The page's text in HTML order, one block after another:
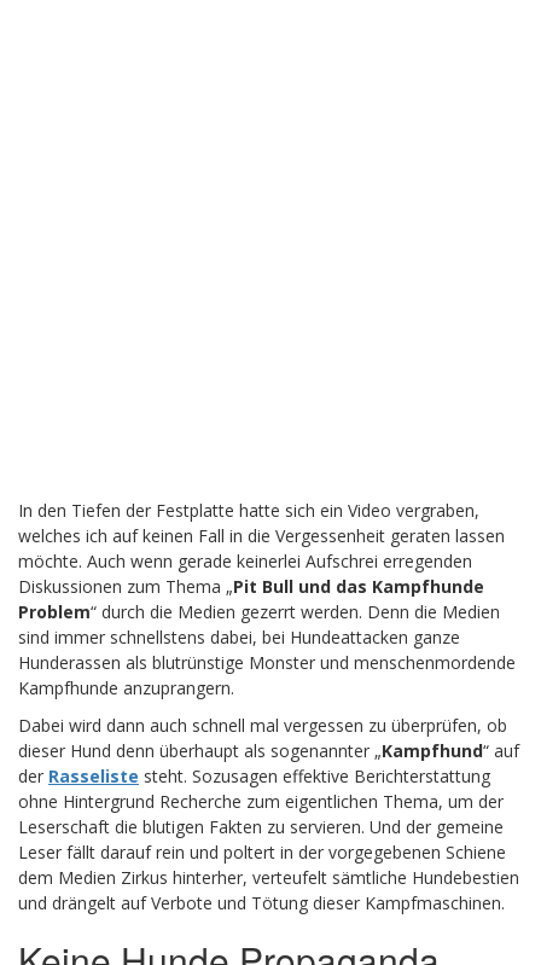
In den Tiefen der Festplatte hatte sich ein Video vergraben,
welches ich auf keinen Fall in die Vergessenheit geraten lassen
möchte. Auch wenn gerade keinerlei Aufschrei erregenden
Diskussionen zum Thema „Pit Bull und das Kampfhunde
Problem“ durch die Medien gezerrt werden. Denn die Medien
sind immer schnellstens dabei, bei Hundeattacken ganze
Hunderassen als blutrünstige Monster und menschenmordende
Kampfhunde anzuprangern.
Dabei wird dann auch schnell mal vergessen zu überprüfen, ob
dieser Hund denn überhaupt als sogenannter „Kampfhund“ auf
der Rasseliste steht. Sozusagen effektive Berichterstattung
ohne Hintergrund Recherche zum eigentlichen Thema, um der
Leserschaft die blutigen Fakten zu servieren. Und der gemeine
Leser fällt darauf rein und poltert in der vorgegebenen Schiene
dem Medien Zirkus hinterher, verteufelt sämtliche Hundebestien
und drängelt auf Verbote und Tötung dieser Kampfmaschinen.